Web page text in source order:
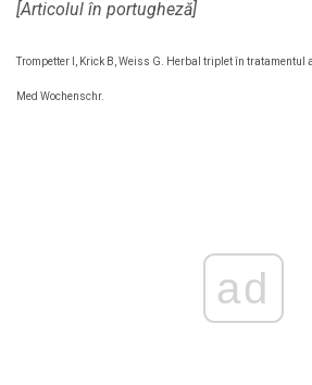
[Articolul în portugheză]
Trompetter I, Krick B, Weiss G. Herbal triplet în
Med Wochenschr.
ad